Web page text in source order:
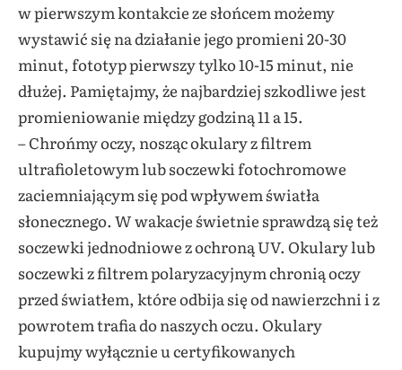
w pierwszym kontakcie ze słońcem możemy
wystawić się na działanie jego promieni 20-30
minut, fototyp pierwszy tylko 10-15 minut, nie
dłużej. Pamiętajmy, że najbardziej szkodliwe jest
promieniowanie między godziną 11 a 15.
– Chrońmy oczy, nosząc okulary z filtrem
ultrafioletowym lub soczewki fotochromowe
zaciemniającym się pod wpływem światła
słonecznego. W wakacje świetnie sprawdzą się też
soczewki jednodniowe z ochroną UV. Okulary lub
soczewki z filtrem polaryzacyjnym chronią oczy
przed światłem, które odbija się od nawierzchni i z
powrotem trafia do naszych oczu. Okulary
kupujmy wyłącznie u certyfikowanych